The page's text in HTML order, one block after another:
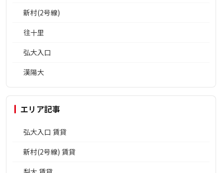
新村(2号線)
往十里
弘大入口
漢陽大
エリア記事
弘大入口 賃貸
新村(2号線) 賃貸